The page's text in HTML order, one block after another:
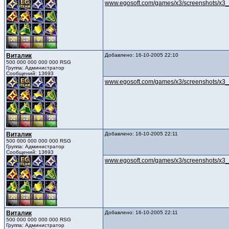
www.egosoft.com/games/x3/screenshots/
Виталик
500 000 000 000 000 RSG
Группа: Администратор
Сообщений: 13693
Добавлено: 16-10-2005 22:10
www.egosoft.com/games/x3/screenshots/
Виталик
500 000 000 000 000 RSG
Группа: Администратор
Сообщений: 13693
Добавлено: 16-10-2005 22:11
www.egosoft.com/games/x3/screenshots/
Виталик
500 000 000 000 000 RSG
Группа: Администратор
Добавлено: 16-10-2005 22:11